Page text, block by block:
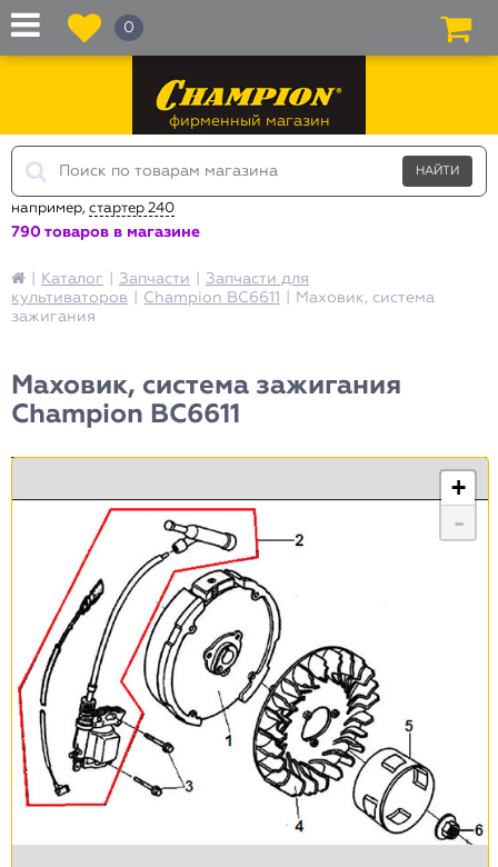
Каталог Запчасти
Запчасти для
культиваторов
Champion BC6611
Маховик, система
зажигания
Маховик, система зажигания
Champion BC6611
фирменный магазин
например, стартер 240
790 товаров в магазине
0
+
-